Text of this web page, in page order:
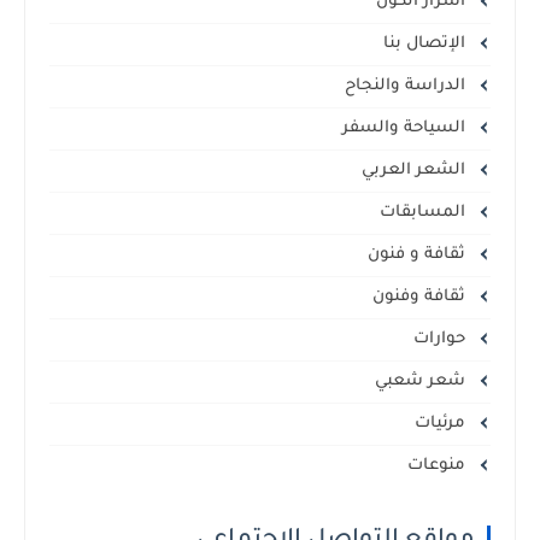
الإتصال بنا
الدراسة والنجاح
السياحة والسفر
الشعر العربي
المسابقات
ثقافة و فنون
ثقافة وفنون
حوارات
شعر شعبي
مرئيات
منوعات